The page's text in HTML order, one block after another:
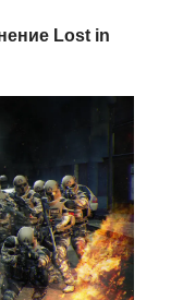
Lost in